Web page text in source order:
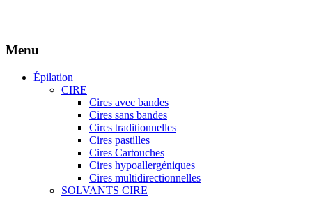
Menu
Épilation
CIRE
Cires avec bandes
Cires sans bandes
Cires traditionnelles
Cires pastilles
Cires Cartouches
Cires hypoallergéniques
Cires multidirectionnelles
SOLVANTS CIRE